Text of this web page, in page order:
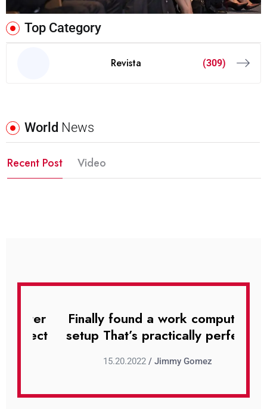
Top Category
Revista (309)
World News
Recent Post Video
Finally found a work computer
setup That’s practically perfect
15.20.2022/ Jimmy Gomez